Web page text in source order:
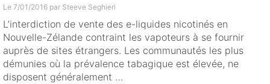
Le 7/01/2016 par Steeve Seghieri
L’interdiction de vente des e-liquides nicotinés en
Nouvelle-Zélande contraint les vapoteurs à se fournir
auprès de sites étrangers. Les communautés les plus
démunies où la prévalence tabagique est élevée, ne
disposent généralement …